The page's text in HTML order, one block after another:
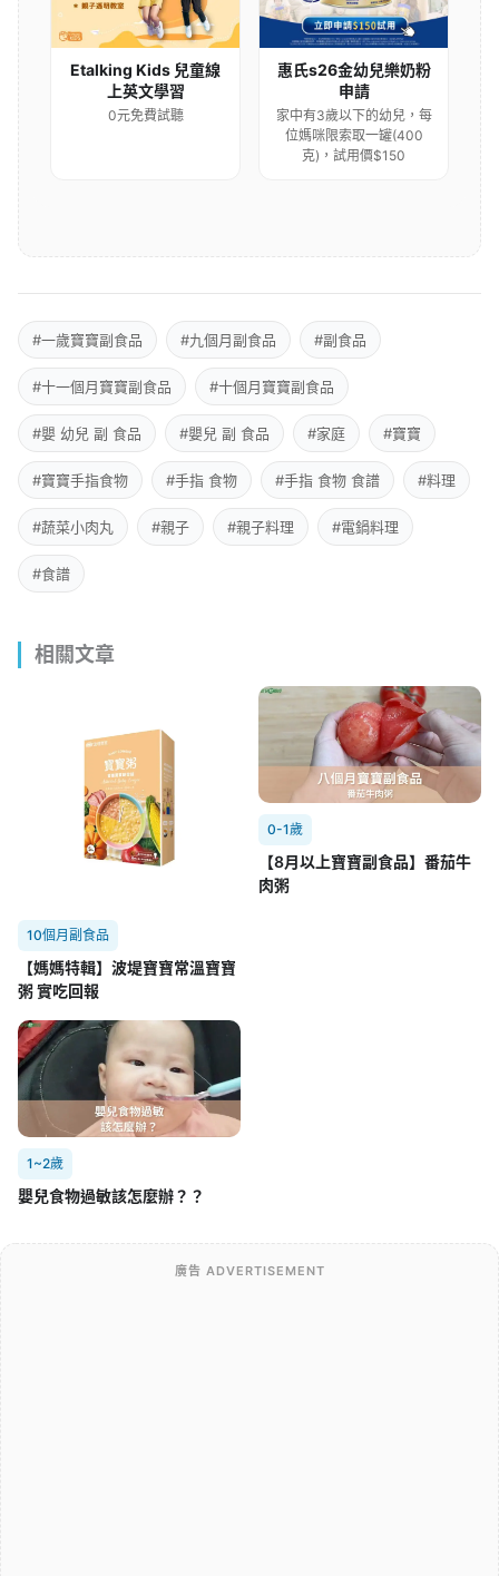
Etalking Kids 兒童線
上英文學習
0元免費試聽
惠氏s26金幼兒樂奶粉
申請
家中有3歲以下的幼兒，每
位媽咪限索取一罐(400
克)，試用價$150
#一歲寶寶副食品 #九個月副食品 #副食品
#十一個月寶寶副食品 #十個月寶寶副食品
#嬰 幼兒 副 食品 #嬰兒 副 食品 #家庭 #寶寶
#寶寶手指食物 #手指 食物 #手指 食物 食譜 #料理
#蔬菜小肉丸 #親子 #親子料理 #電鍋料理
#食譜
相關文章
10個月副食品
【媽媽特輯】波堤寶寶常溫寶寶
粥 實吃回報
0-1歲
【8月以上寶寶副食品】番茄牛
肉粥
1~2歲
嬰兒食物過敏該怎麼辦？？
廣告 ADVERTISEMENT